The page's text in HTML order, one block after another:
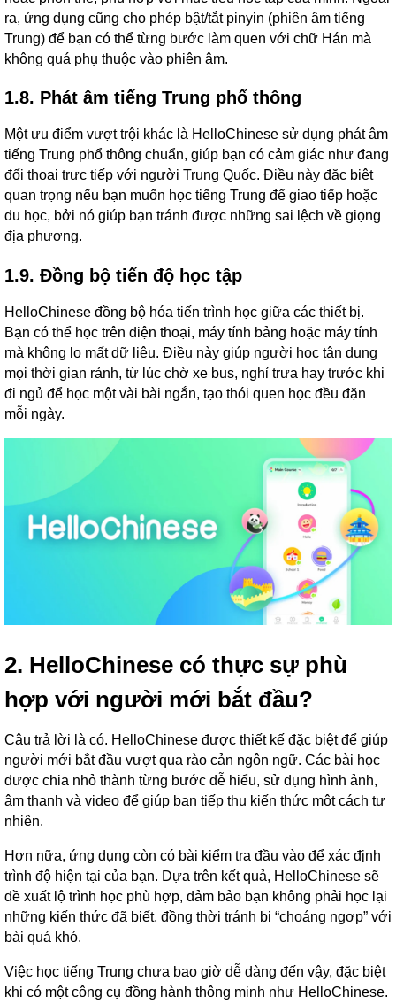
ra, ứng dụng cũng cho phép bật/tắt pinyin (phiên âm tiếng
Trung) để bạn có thể từng bước làm quen với chữ Hán mà
không quá phụ thuộc vào phiên âm.
1.8. Phát âm tiếng Trung phổ thông
Một ưu điểm vượt trội khác là HelloChinese sử dụng phát âm
tiếng Trung phổ thông chuẩn, giúp bạn có cảm giác như đang
đối thoại trực tiếp với người Trung Quốc. Điều này đặc biệt
quan trọng nếu bạn muốn học tiếng Trung để giao tiếp hoặc
du học, bởi nó giúp bạn tránh được những sai lệch về giọng
địa phương.
1.9. Đồng bộ tiến độ học tập
HelloChinese đồng bộ hóa tiến trình học giữa các thiết bị.
Bạn có thể học trên điện thoại, máy tính bảng hoặc máy tính
mà không lo mất dữ liệu. Điều này giúp người học tận dụng
mọi thời gian rảnh, từ lúc chờ xe bus, nghỉ trưa hay trước khi
đi ngủ để học một vài bài ngắn, tạo thói quen học đều đặn
mỗi ngày.
2. HelloChinese có thực sự phù
hợp với người mới bắt đầu?
Câu trả lời là có. HelloChinese được thiết kế đặc biệt để giúp
người mới bắt đầu vượt qua rào cản ngôn ngữ. Các bài học
được chia nhỏ thành từng bước dễ hiểu, sử dụng hình ảnh,
âm thanh và video để giúp bạn tiếp thu kiến thức một cách tự
nhiên.
Hơn nữa, ứng dụng còn có bài kiểm tra đầu vào để xác định
trình độ hiện tại của bạn. Dựa trên kết quả, HelloChinese sẽ
đề xuất lộ trình học phù hợp, đảm bảo bạn không phải học lại
những kiến thức đã biết, đồng thời tránh bị “choáng ngợp” với
bài quá khó.
Việc học tiếng Trung chưa bao giờ dễ dàng đến vậy, đặc biệt
khi có một công cụ đồng hành thông minh như HelloChinese.